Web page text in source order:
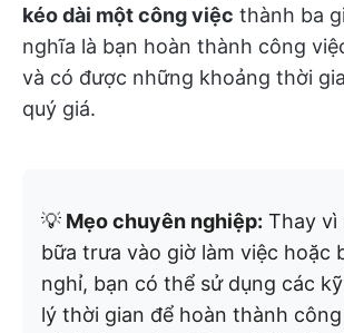
kéo dài một công việc thành ba
nghĩa là bạn hoàn thành công
và có được những khoảng thời
quý giá.
💡 Mẹo chuyên nghiệp: Thay vì
bữa trưa vào giờ làm việc hoặc
nghỉ, bạn có thể sử dụng các
lý thời gian để hoàn thành